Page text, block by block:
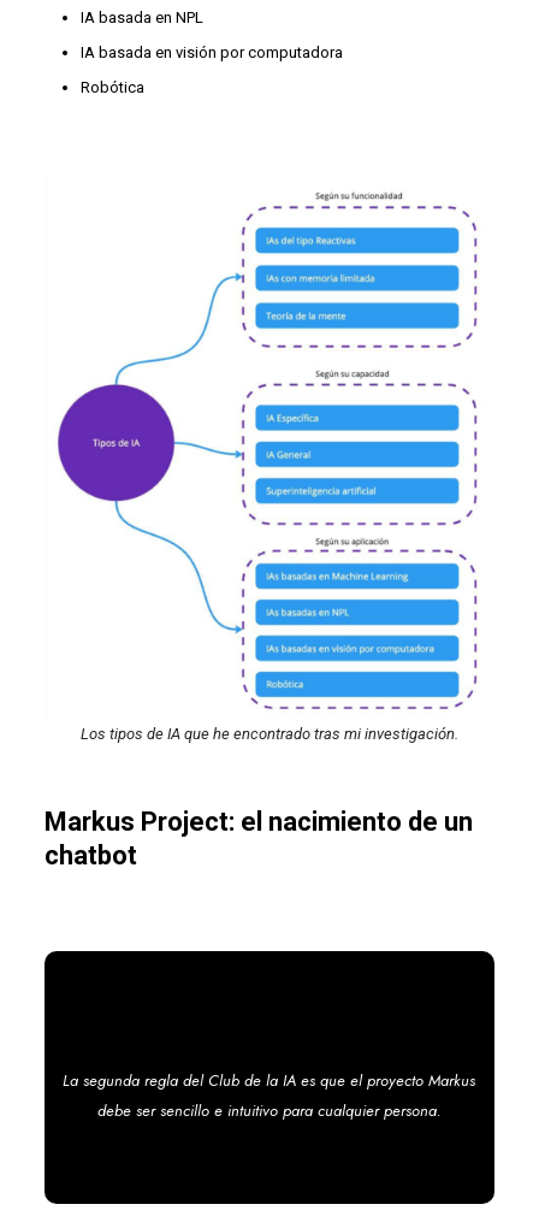
IA basada en NPL
IA basada en visión por computadora
Robótica
Los tipos de IA que he encontrado tras mi investigación.
Markus Project: el nacimiento de un
chatbot
La segunda regla del Club de la IA es que el proyecto Markus
debe ser sencillo e intuitivo para cualquier persona.